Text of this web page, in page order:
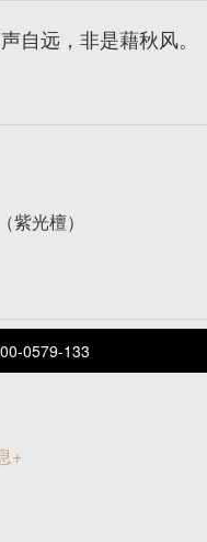
自远，非是藉秋风。
紫光檀）
0579-133
+